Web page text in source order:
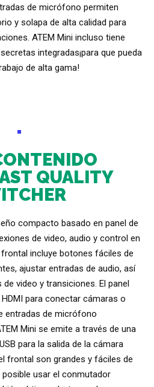
de micrófono permiten
y solapa de alta calidad para
ATEM Mini incluso tiene
integradas¡para que pueda
de alta gama!
QUALITY
compacto basado en panel de
de video, audio y control en
incluye botones fáciles de
ajustar entradas de audio, así
video y transiciones. El panel
para conectar cámaras o
entradas de micrófono
Mini se emite a través de una
para la salida de la cámara
frontal son grandes y fáciles de
usar el conmutador